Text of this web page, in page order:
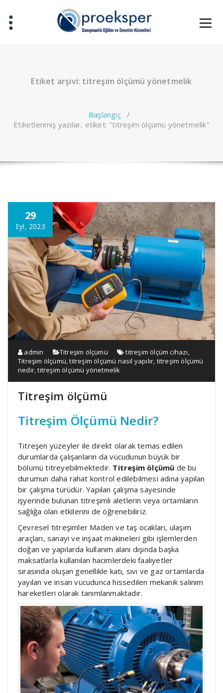
geç
Etiket arşivi: titreşim ölçümü yönetmelik
Başlangıç/
Etiketlenmiş yazılar, etiket: "titreşim ölçümü yönetmelik"
29
Eyl, 2023
admin Titreşim ölçümü titreşim ölçüm cihazı,
Titreşim ölçümü,titreşim ölçümü nasıl yapılır, titreşim ölçümü
nedir,titreşim ölçümü yönetmelik
Titreşim ölçümü
Titreşim Ölçümü Nedir?
Titreşen yüzeyler ile direkt olarak temas edilen
durumlarda çalışanların da vücudunun büyük bir
bölümü titreyebilmektedir. Titreşim ölçümü de bu
durumun daha rahat kontrol edilebilmesi adına yapılan
bir çalışma türüdür. Yapılan çalışma sayesinde
işyerinde bulunan titreşimli aletlerin veya ortamların
sağlığa olan etkilerini de öğrenebiliriz.
Çevresel titreşimler Maden ve taş ocakları, ulaşım
araçları, sanayi ve inşaat makineleri gibi işlemlerden
doğan ve yapılarda kullanım alanı dışında başka
maksatlarla kullanılan hacimlerdeki faaliyetler
sırasında oluşan genellikle katı, sıvı ve gaz ortamlarda
yayılan ve insan vücudunca hissedilen mekanik salınım
hareketleri olarak tanımlanmaktadır.